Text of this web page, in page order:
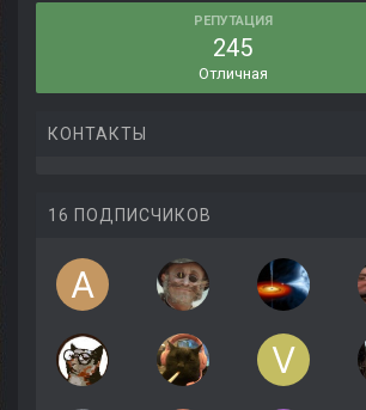
РЕПУТАЦИЯ
245
Отличная
КОНТАКТЫ
16 ПОДПИСЧИКОВ